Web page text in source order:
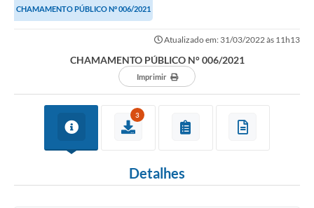
Turismo
Coronavírus
Serviços Online
A Prefeitura
CHAMAMENTO PÚBLICO N° 006/2021
Atualizado em: 31/03/2022 às 11h13
CHAMAMENTO PÚBLICO N° 006/2021
Imprimir
3
Detalhes